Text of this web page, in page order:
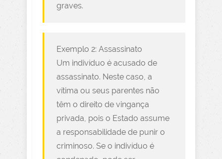
graves.
Exemplo 2: Assassinato
Um indivíduo é acusado de
assassinato. Neste caso, a
vítima ou seus parentes não
têm o direito de vingança
privada, pois o Estado assume
a responsabilidade de punir o
criminoso. Se o indivíduo é